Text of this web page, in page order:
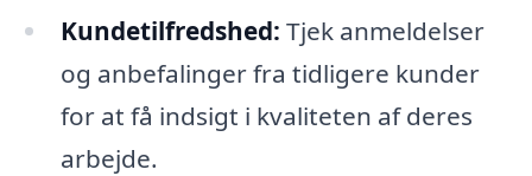
Kundetilfredshed: Tjek anmeldelser
og anbefalinger fra tidligere kunder
for at få indsigt i kvaliteten af deres
arbejde.